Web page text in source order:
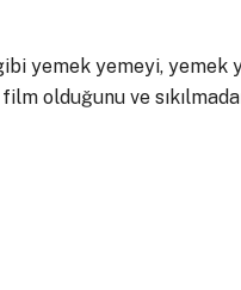
yemek yemeyi,
olduğunu ve